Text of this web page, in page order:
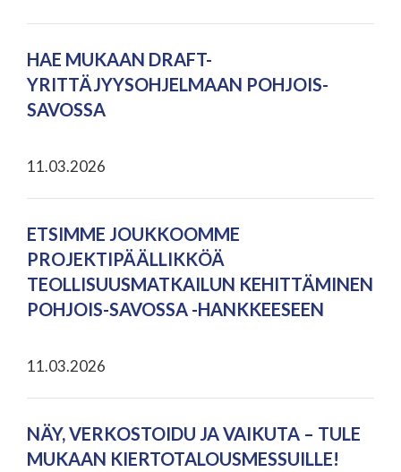
HAE MUKAAN DRAFT-
YRITTÄJYYSOHJELMAAN POHJOIS-
SAVOSSA
11.03.2026
ETSIMME JOUKKOOMME
PROJEKTIPÄÄLLIKKÖÄ
TEOLLISUUSMATKAILUN KEHITTÄMINEN
POHJOIS-SAVOSSA -HANKKEESEEN
11.03.2026
NÄY, VERKOSTOIDU JA VAIKUTA – TULE
MUKAAN KIERTOTALOUSMESSUILLE!